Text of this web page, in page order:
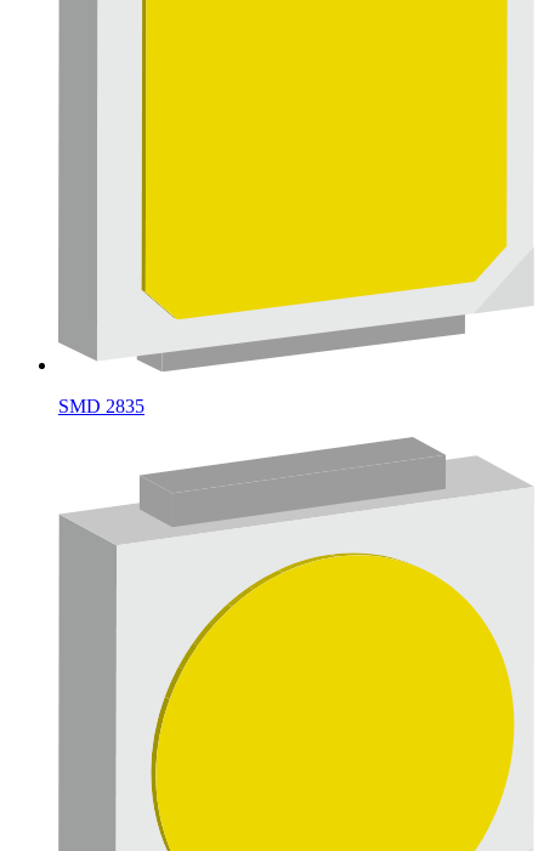
SMD 2835